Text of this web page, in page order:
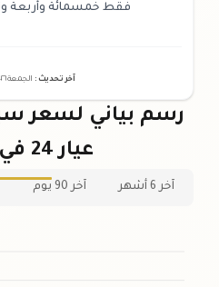
فقط خمسمائة وأربعة
آخر تحديث : الجمعة ٠٧
عيار 24 في أيرلندا
آخر 6 أشهر آخر 90 يوم